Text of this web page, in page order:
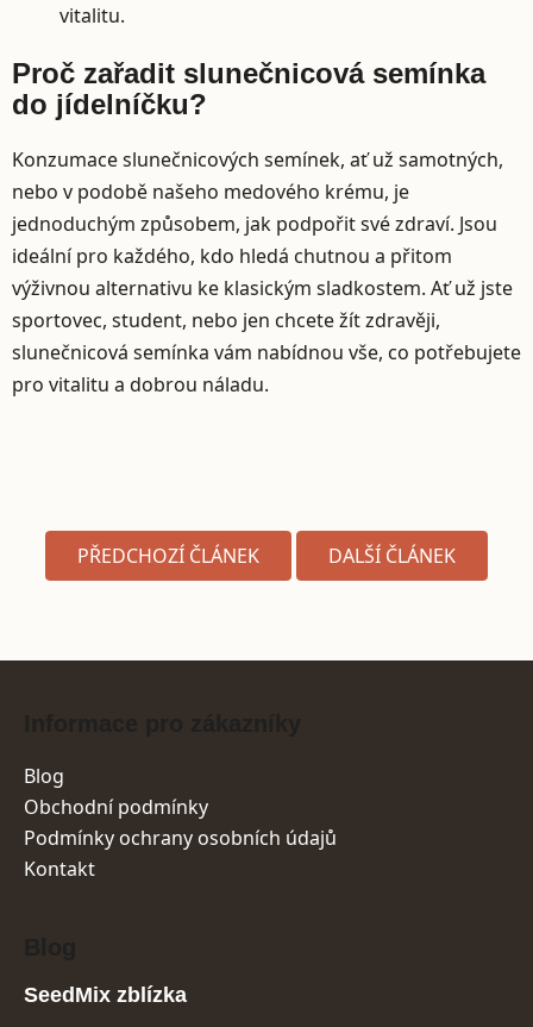
vitalitu.
Proč zařadit slunečnicová semínka
do jídelníčku?
Konzumace slunečnicových semínek, ať už samotných,
nebo v podobě našeho medového krému, je
jednoduchým způsobem, jak podpořit své zdraví. Jsou
ideální pro každého, kdo hledá chutnou a přitom
výživnou alternativu ke klasickým sladkostem. Ať už jste
sportovec, student, nebo jen chcete žít zdravěji,
slunečnicová semínka vám nabídnou vše, co potřebujete
pro vitalitu a dobrou náladu.
PŘEDCHOZÍ ČLÁNEK DALŠÍ ČLÁNEK
Blog
Obchodní podmínky
Podmínky ochrany osobních údajů
Kontakt
SeedMix zblízka